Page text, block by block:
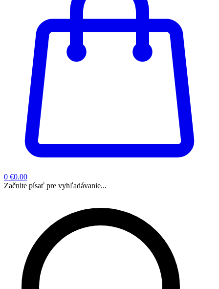
0 €0.00
Začnite písať pre vyhľadávanie...